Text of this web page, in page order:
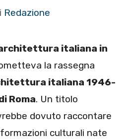
Redazione
italiana in
la rassegna
italiana 1946-
Roma. Un titolo
dovuto raccontare
culturali nate